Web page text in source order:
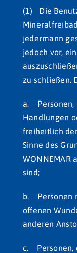
(1) Die
jedermann
jedoch vor,
zu schließen.
a. Personen,
Handlungen
freiheitlich
Sinne des
WONNEMAR
sind;
b. Personen
offenen
anderen
c. Personen,